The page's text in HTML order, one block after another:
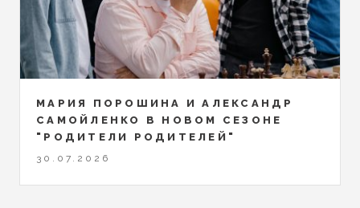
МАРИЯ ПОРОШИНА И АЛЕКСАНДР
САМОЙЛЕНКО В НОВОМ СЕЗОНЕ
"РОДИТЕЛИ РОДИТЕЛЕЙ"
30.07.2026